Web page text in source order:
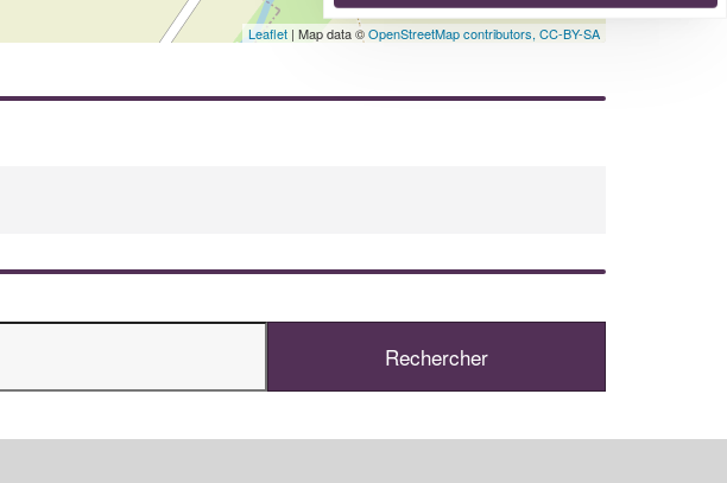
Leaflet | Map data ©OpenStreetMap contributors, CC-BY-SA